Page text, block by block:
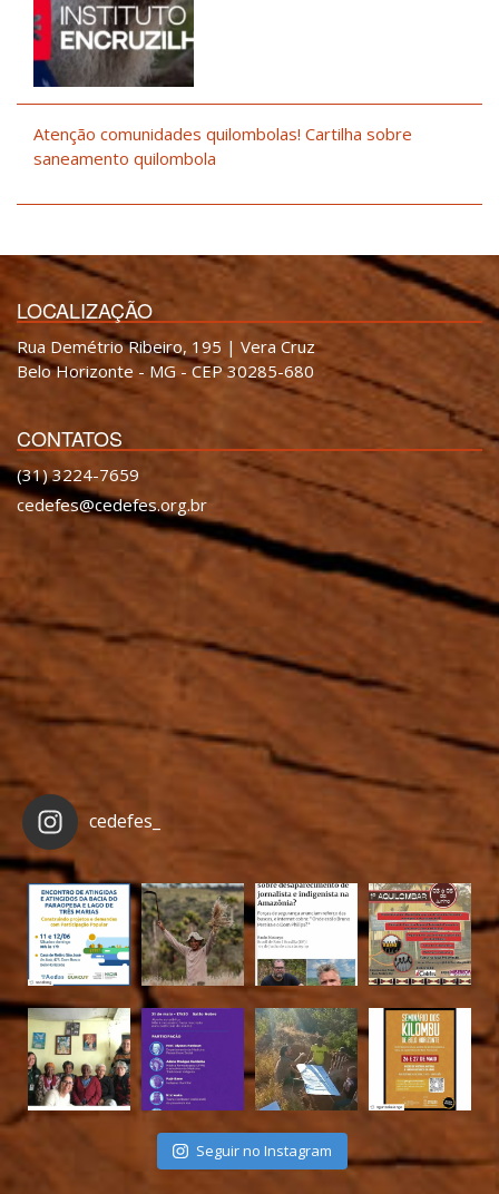
Atenção comunidades quilombolas! Cartilha sobre
saneamento quilombola
LOCALIZAÇÃO
Rua Demétrio Ribeiro, 195 | Vera Cruz
Belo Horizonte - MG - CEP 30285-680
CONTATOS
(31) 3224-7659
cedefes@cedefes.org.br
cedefes_
Seguir no Instagram